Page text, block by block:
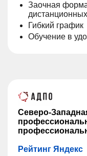
Заочная
Гибкий график
Обучение в
Северо-
Рейтинг Яндекс